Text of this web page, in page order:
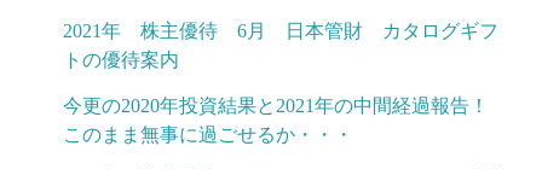
2021年 株主優待 6月 日本管財 カタログギフ
トの優待案内
今更の2020年投資結果と2021年の中間経過報告！
このまま無事に過ごせるか・・・